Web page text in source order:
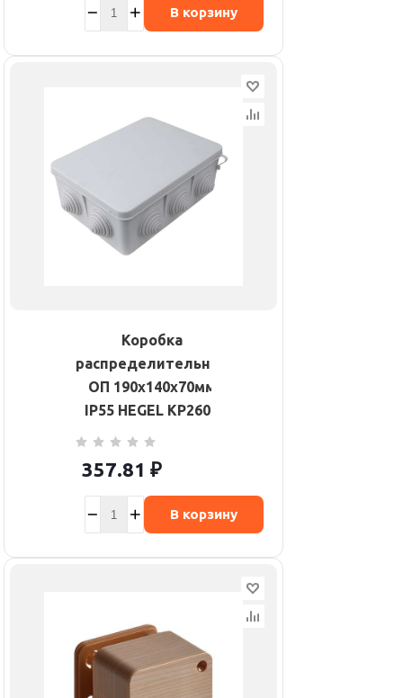
В корзину
Коробка
распределительная
ОП 190х140х70мм
IP55 HEGEL КР2607
357.81 ₽
В корзину